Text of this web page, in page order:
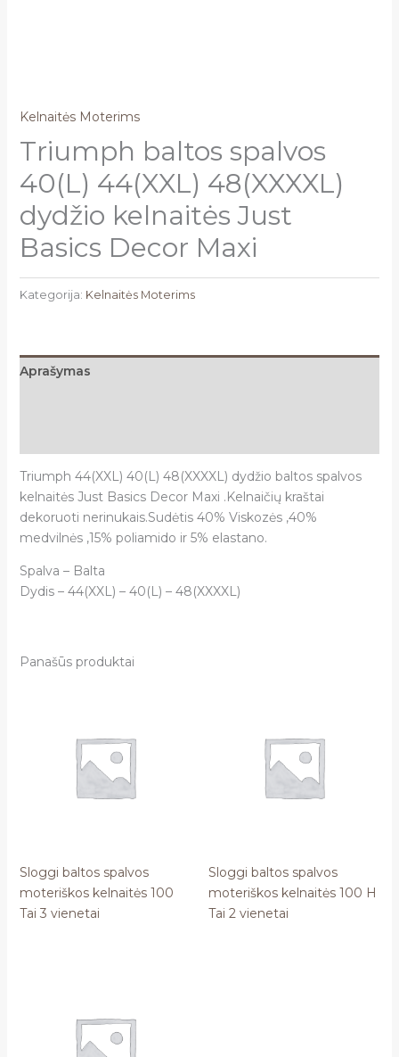
Kelnaitės Moterims
Triumph baltos spalvos
40(L) 44(XXL) 48(XXXXL)
dydžio kelnaitės Just
Basics Decor Maxi
Kategorija: Kelnaitės Moterims
Aprašymas
Triumph 44(XXL) 40(L) 48(XXXXL) dydžio baltos spalvos
kelnaitės Just Basics Decor Maxi .Kelnaičių kraštai
dekoruoti nerinukais.Sudėtis 40% Viskozės ,40%
medvilnės ,15% poliamido ir 5% elastano.
Spalva – Balta
Dydis – 44(XXL) – 40(L) – 48(XXXXL)
Panašūs produktai
Sloggi baltos spalvos
moteriškos kelnaitės 100
Tai 3 vienetai
Sloggi baltos spalvos
moteriškos kelnaitės 100 H
Tai 2 vienetai